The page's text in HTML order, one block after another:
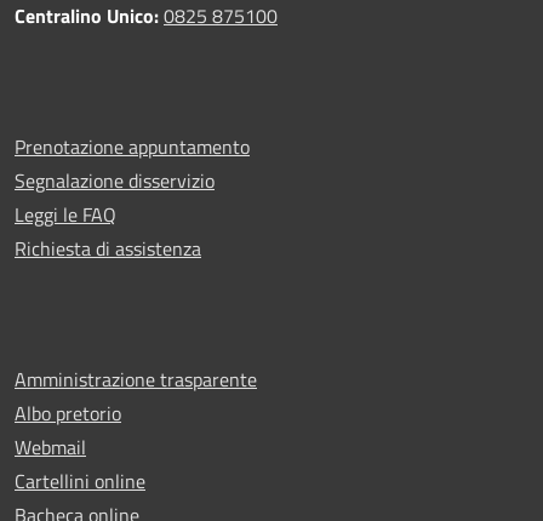
Centralino Unico:0825 875100
Prenotazione appuntamento
Segnalazione disservizio
Leggi le FAQ
Richiesta di assistenza
Amministrazione trasparente
Albo pretorio
Webmail
Cartellini online
Bacheca online